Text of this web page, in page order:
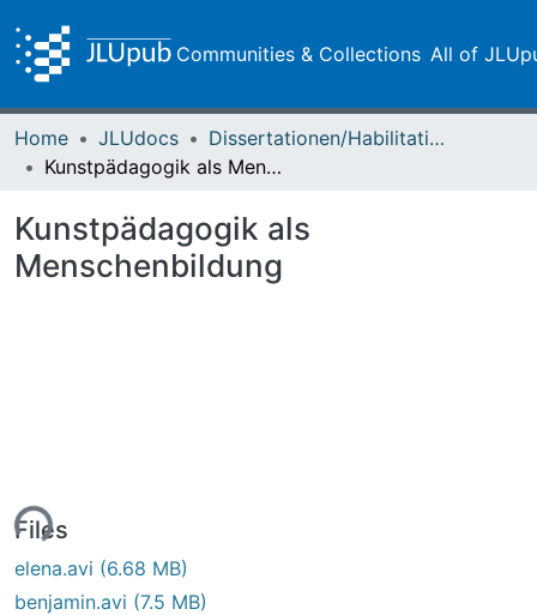
Communities & Collections All of
Home JLUdocs
Dissertationen/Habilitationen
Kunstpädagogik als Menschenbildung
Kunstpädagogik als
Menschenbildung
Files
elena.avi (6.68 MB)
benjamin.avi (7.5 MB)